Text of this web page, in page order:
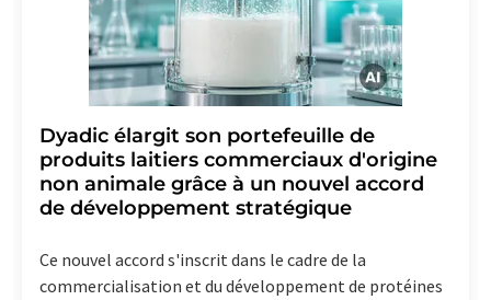
Dyadic élargit son portefeuille de
produits laitiers commerciaux d'origine
non animale grâce à un nouvel accord
de développement stratégique
Ce nouvel accord s'inscrit dans le cadre de la
commercialisation et du développement de protéines